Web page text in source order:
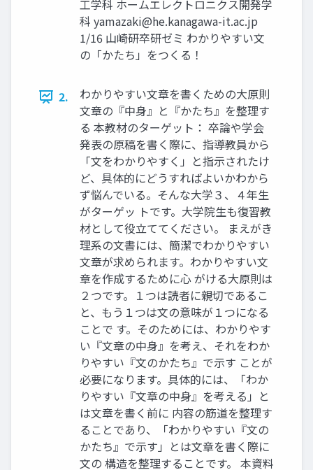
工学科 ホームエレクトロニクス開発学
科 yamazaki@he.kanagawa-it.ac.jp
1/16 山崎研卒研ゼミ わかりやすい文
の「かたち」をつくる！
2.
わかりやすい文章を書くための大原則
文章の『中身』と『かたち』を整理す
る 本教材のターゲット： 卒論や学会
発表の原稿を書く際に、指導教員から
「文をわかりやすく」と指示されたけ
ど、具体的にどうすればよいかわから
ず悩んでいる。そんな大学３、４年生
がターゲッ トです。大学院生も復習教
材として役立ててください。 まえがき
理系の文書には、簡潔でわかりやすい
文章が求められます。わかりやすい文
章を作成するために心 がける大原則は
２つです。１つは読者に親切であるこ
と、もう１つは文の意味が１つになる
ことで す。そのためには、わかりやす
い『文章の中身』を考え、それをわか
りやすい『文のかたち』で示す ことが
必要になります。具体的には、「わか
りやすい『文章の中身』を考える」と
は文章を書く前に 内容の筋道を整理す
ることであり、「わかりやすい『文の
かたち』で示す」とは文章を書く際に
文の 構造を整理することです。 本資料